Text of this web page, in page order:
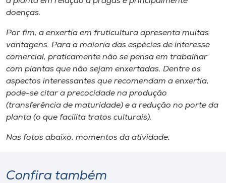
doenças.
Por fim, a enxertia em fruticultura apresenta muitas
vantagens. Para a maioria das espécies de interesse
comercial, praticamente não se pensa em trabalhar
com plantas que não sejam enxertadas. Dentre os
aspectos interessantes que recomendam a enxertia,
pode-se citar a precocidade na produção
(transferência de maturidade) e a redução no porte da
planta (o que facilita tratos culturais).
Nas fotos abaixo, momentos da atividade.
Confira também